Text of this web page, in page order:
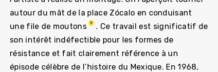
autour du mât de la place Zócalo en conduisant
une file de moutons 9
. Ce travail est significatif de
son intérêt indéfectible pour les formes de
résistance et fait clairement référence à un
épisode célèbre de l’histoire du Mexique. En 1968,